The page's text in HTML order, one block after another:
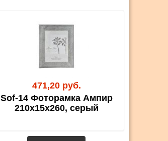
471,20 руб.
Sof-14 Фоторамка Ампир
210х15х260, серый